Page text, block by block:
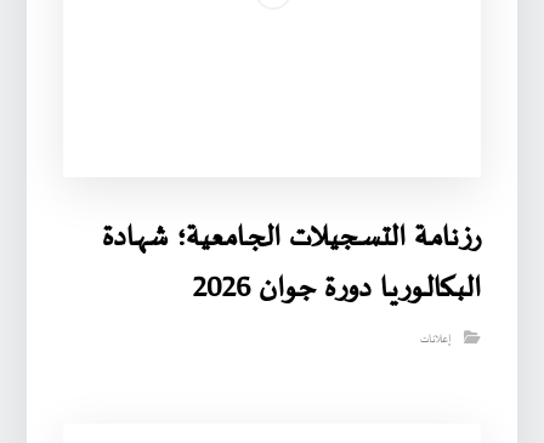
رزنامـة التسـجيـلات الجـامعية؛ شهـادة
البـكالـوريـا دورة جوان 2026
إعلانات